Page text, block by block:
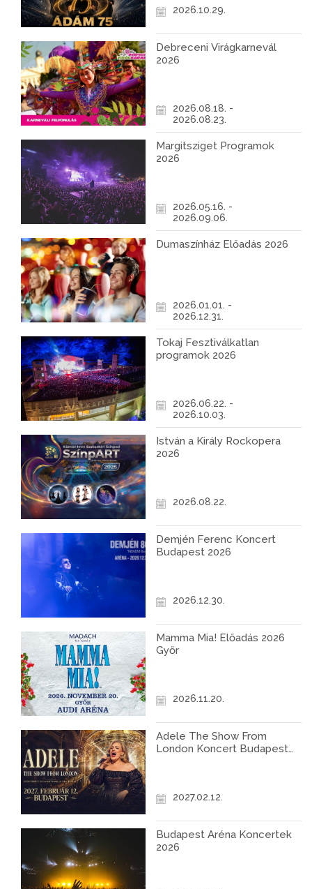
2026.10.29.
Debreceni Virágkarnevál
2026
2026.08.18. -
2026.08.23.
Margitsziget Programok
2026
2026.05.16. -
2026.09.06.
Dumaszínház Előadás 2026
2026.01.01. -
2026.12.31.
Tokaj Fesztiválkatlan
programok 2026
2026.06.22. -
2026.10.03.
István a Király Rockopera
2026
2026.08.22.
Demjén Ferenc Koncert
Budapest 2026
2026.12.30.
Mamma Mia! Előadás 2026
Győr
2026.11.20.
Adele The Show From
London Koncert Budapest
2027.02.12.
Budapest Aréna Koncertek
2026